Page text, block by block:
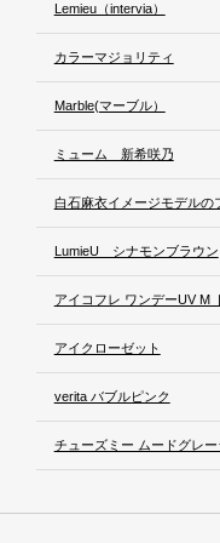
Lemieu（intervia）
カラーマジョリティ
Marble(マーブル）
ミューム 新希咲乃
白石麻衣イメージモデルの
LumieU シナモンブラウン
アイコフレ ワンデーUV M
アイクローゼット
verita バブルピンク
チューズミー ムードグレー